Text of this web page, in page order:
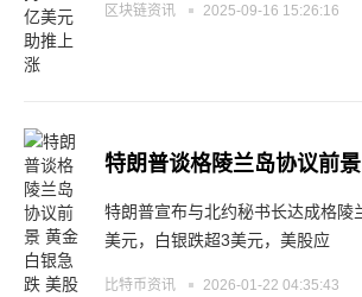
区块链资讯 2025-09-16 15:26:16
特朗普谈格陵兰岛协议前
特朗普宣布与北约秘书长达成格
美元，白银跌超3美元，美股应
比特币资讯 2026-01-22 04:35:43